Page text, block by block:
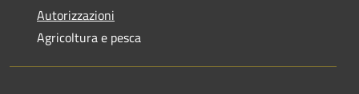
Autorizzazioni
Agricoltura e pesca